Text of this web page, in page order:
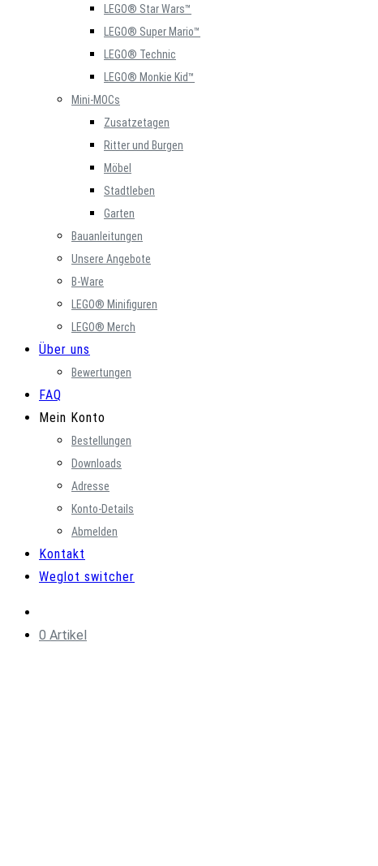
LEGO® Star Wars™
LEGO® Super Mario™
LEGO® Technic
LEGO® Monkie Kid™
Mini-MOCs
Zusatzetagen
Ritter und Burgen
Möbel
Stadtleben
Garten
Bauanleitungen
Unsere Angebote
B-Ware
LEGO® Minifiguren
LEGO® Merch
Über uns
Bewertungen
FAQ
Mein Konto
Bestellungen
Downloads
Adresse
Konto-Details
Abmelden
Kontakt
Weglot switcher
0 Artikel